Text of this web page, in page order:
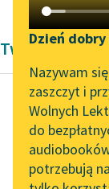
Katalog DAISY
Podkasty o
Aktualności
Zapraszamy na
online z
literatury
Spotkanie z
Dzień
Nazywam
zaszczyt i
Wolnych
do
potrzebują
Twórczość